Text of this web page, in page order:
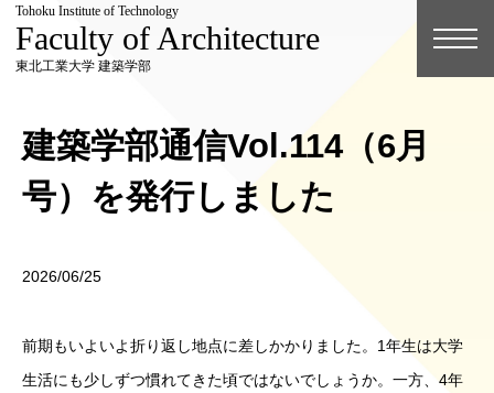
Tohoku Institute of Technology
Faculty of Architecture
東北工業大学 建築学部
建築学部通信Vol.114（6月
号）を発行しました
2026/06/25
前期もいよいよ折り返し地点に差しかかりました。1年生は大学
生活にも少しずつ慣れてきた頃ではないでしょうか。一方、4年